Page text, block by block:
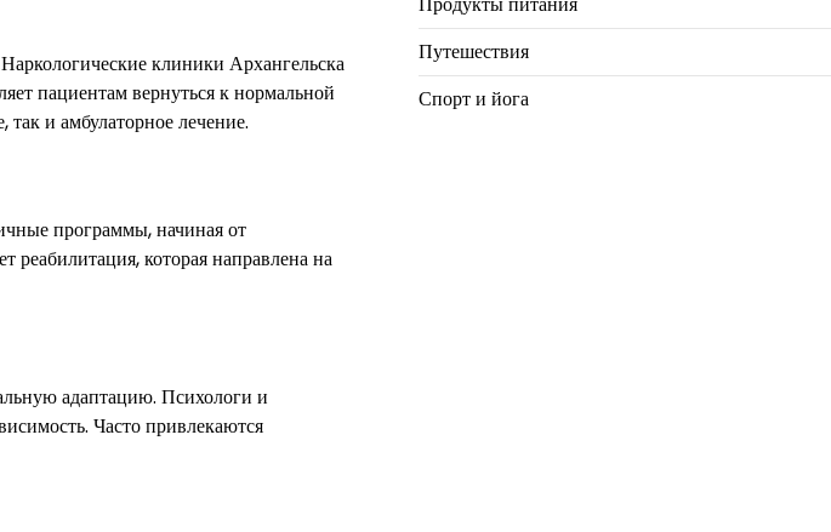
клиники Архангельска
пациентам вернуться к нормальной
и амбулаторное лечение.
программы, начиная от
реабилитация, которая направлена на
адаптацию. Психологи и
Часто привлекаются
Путешествия
Спорт и йога